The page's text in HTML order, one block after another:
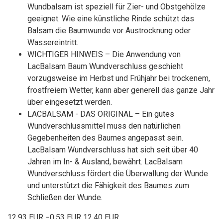
Wundbalsam ist speziell für Zier- und Obstgehölze
geeignet. Wie eine künstliche Rinde schützt das
Balsam die Baumwunde vor Austrocknung oder
Wassereintritt.
WICHTIGER HINWEIS – Die Anwendung von
LacBalsam Baum Wundverschluss geschieht
vorzugsweise im Herbst und Frühjahr bei trockenem,
frostfreiem Wetter, kann aber generell das ganze Jahr
über eingesetzt werden.
LACBALSAM - DAS ORIGINAL – Ein gutes
Wundverschlussmittel muss den natürlichen
Gegebenheiten des Baumes angepasst sein.
LacBalsam Wundverschluss hat sich seit über 40
Jahren im In- & Ausland, bewährt. LacBalsam
Wundverschluss fördert die Überwallung der Wunde
und unterstützt die Fähigkeit des Baumes zum
Schließen der Wunde.